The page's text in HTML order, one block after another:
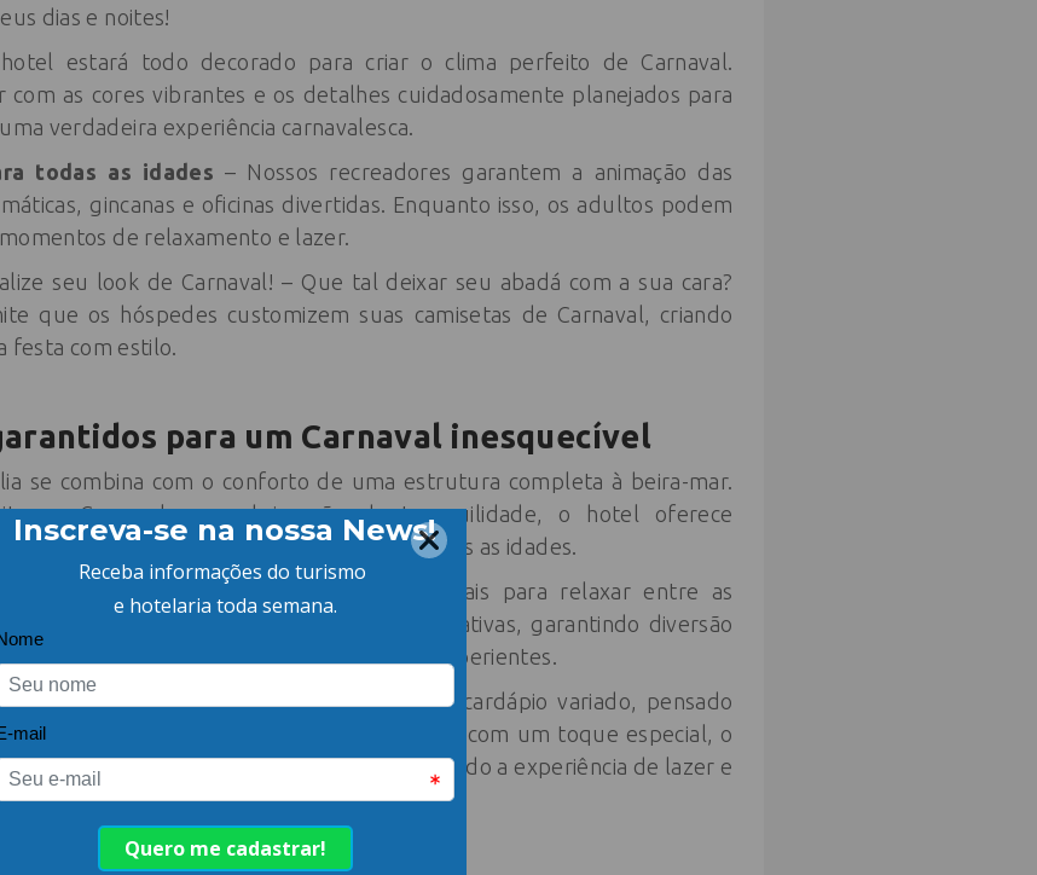
dias e noites!
estará todo decorado para criar o clima perfeito de Carnaval.
com as cores vibrantes e os detalhes cuidadosamente planejados para
verdadeira experiência carnavalesca.
todas as idades – Nossos recreadores garantem a animação das
gincanas e oficinas divertidas. Enquanto isso, os adultos podem
de relaxamento e lazer.
seu look de Carnaval! – Que tal deixar seu abadá com a sua cara?
que os hóspedes customizem suas camisetas de Carnaval, criando
festa com estilo.
para um Carnaval inesquecível
se combina com o conforto de uma estrutura completa à beira-mar.
o Carnaval sem abrir mão da tranquilidade, o hotel oferece
além de opções de lazer para todas as idades.
de piscinas externas e aquecidas, ideais para relaxar entre as
com um Espaço Kids e atividades recreativas, garantindo diversão
e o acompanhamento de recreadores experientes.
exclusivo para hóspedes apresenta um cardápio variado, pensado
E para quem deseja curtir o Carnaval com um toque especial, o
à beira da piscina, complementando a experiência de lazer e